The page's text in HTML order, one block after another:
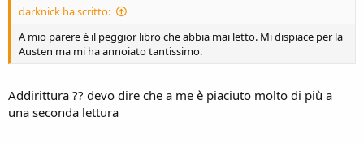
darknick ha scritto:
A mio parere è il peggior libro che abbia mai letto. Mi dispiace per la
Austen ma mi ha annoiato tantissimo.
Addirittura ?? devo dire che a me è piaciuto molto di più a
una seconda lettura